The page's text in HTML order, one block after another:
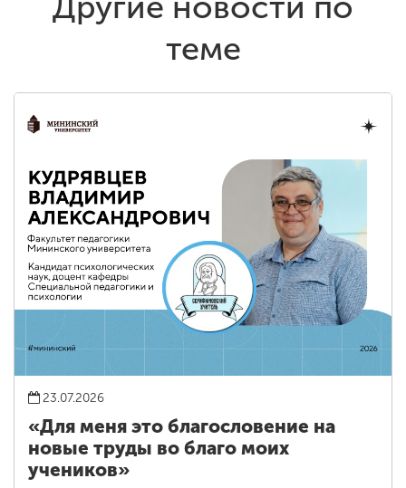
теме
23.07.2026
«Для меня это благословение на
новые труды во благо моих
учеников»